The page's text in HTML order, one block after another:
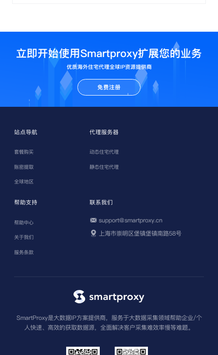
立即开始使用Smartproxy扩展您的业务
优质海外住宅代理全球IP资源提供商
免费注册
站点导航
套餐购买
账密提取
全球地区
代理服务器
动态住宅代理
静态住宅代理
帮助支持
帮助中心
关于我们
服务条款
联系我们
support@smartproxy.cn
上海市崇明区堡镇堡镇南路58号
SmartProxy是大数据IP方案提供商，服务于大数据采集领域帮助企业/个
人快速、高效的获取数据源，全面解决客户采集难效率慢等难题。